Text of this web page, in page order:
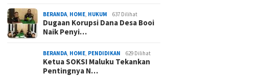
BERANDA HOME HUKUM 637 Dilihat
Dugaan Korupsi Dana Desa Booi
Naik Penyi…
BERANDA HOME PENDIDIKAN 629 Dilihat
Ketua SOKSI Maluku Tekankan
Pentingnya N…